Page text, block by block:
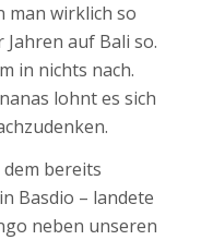
man wirklich so
auf Bali so.
in nichts nach.
lohnt es sich
bereits
in Basdio – landete
neben unseren